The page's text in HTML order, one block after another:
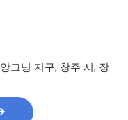
그닝 지구, 창주 시, 장